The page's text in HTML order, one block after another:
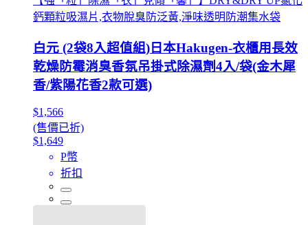
鈣顆粒吸濕片,衣物脫臭防泛黃,淨味透明防潮集水袋
白元 (2袋8入超值組)日本Hakugen-衣櫃用長效
乾燥防霉消臭香氛吊掛式除濕劑4入/袋(金木犀
香/紫陽花香2款可選)
$1,566
(售價已折)
$1,649
P幣
折扣